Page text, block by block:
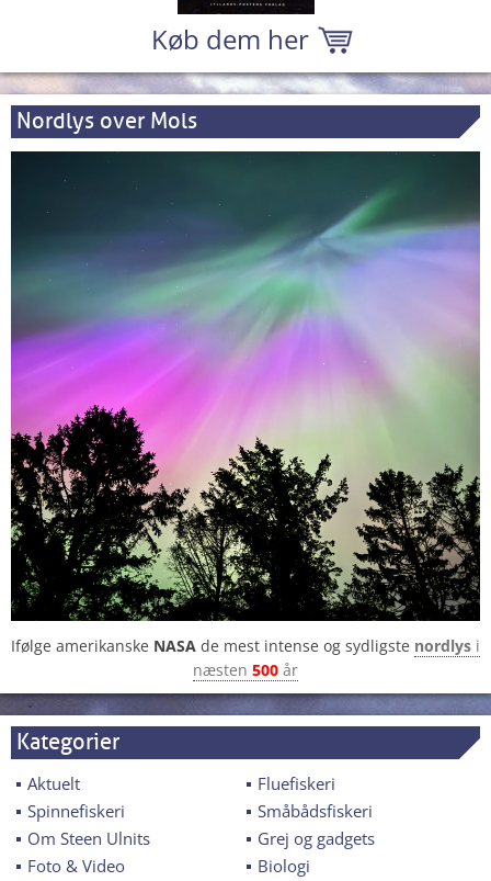
Køb dem her
Nordlys over Mols
Ifølge amerikanske NASA de mest intense og sydligste nordlys i
næsten 500 år
Kategorier
Aktuelt
Fluefiskeri
Spinnefiskeri
Småbådsfiskeri
Om Steen Ulnits
Grej og gadgets
Foto & Video
Biologi